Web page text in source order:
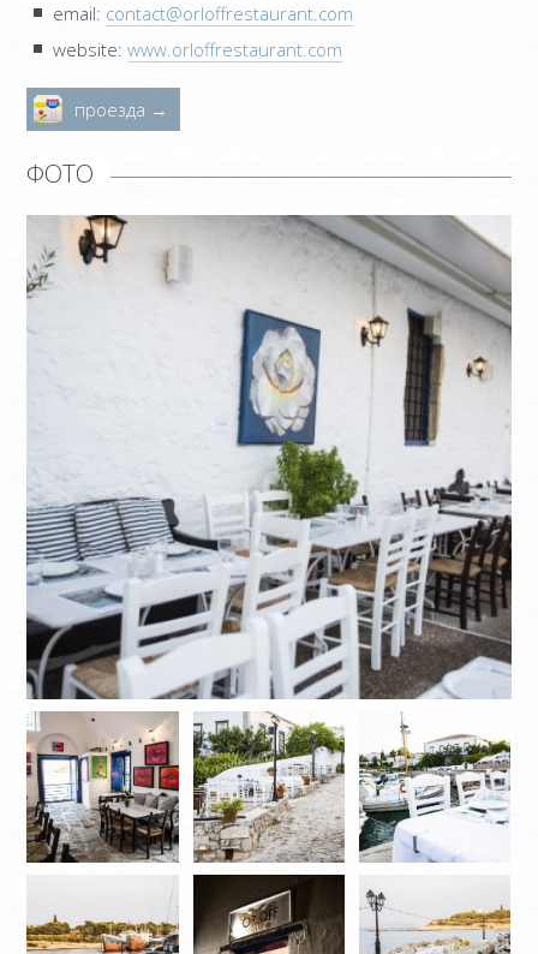
ФОТО
ORLOFF РЕСТОРАН
КЕЙТЕРИНГ И СОБЫТИЙ
SPETSES
ОСТРОВ
РЕСТОРАНЫ И БАРЫ
КОНТАКТЫ
email: contact@orloffrestaurant.com
website:www.orloffrestaurant.com
проезда →
ФОТО